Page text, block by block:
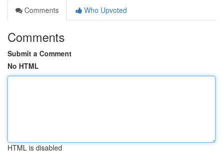
Comments
Who Upvoted
Comments
Submit a Comment
No HTML
HTML is disabled